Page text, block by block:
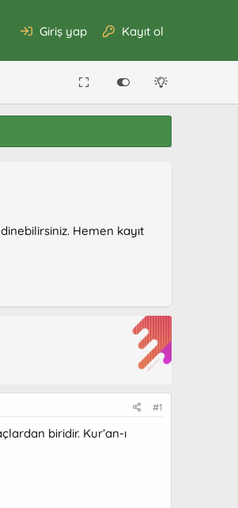
Giriş yap Kayıt ol
Hemen kayıt
#1
biridir. Kur’an-ı